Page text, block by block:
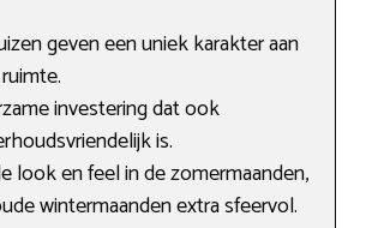
geven een uniek karakter aan
investering dat ook
is.
look en feel in de zomermaanden,
wintermaanden extra sfeervol.